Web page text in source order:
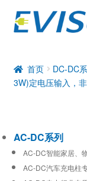
DC-DC系列
工业通信模块
首页 DC-DC
3W)定电压输入，
AC-DC系列
AC-DC智能家居、
AC-DC汽车充电柱